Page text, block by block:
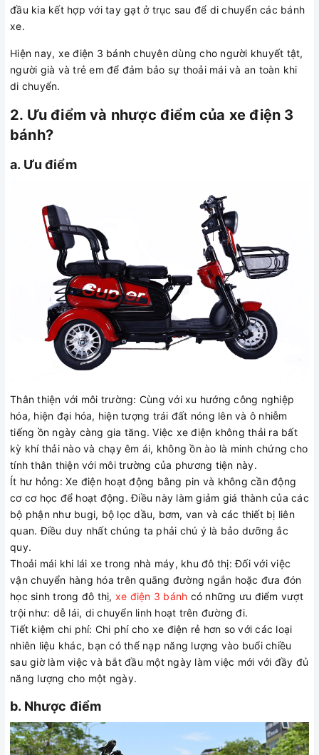
đầu kia kết hợp với tay gạt ở trục sau để di chuyển các bánh
xe.
Hiện nay, xe điện 3 bánh chuyên dùng cho người khuyết tật,
người già và trẻ em để đảm bảo sự thoải mái và an toàn khi
di chuyển.
2. Ưu điểm và nhược điểm của xe điện 3
bánh?
a. Ưu điểm
Thân thiện với môi trường: Cùng với xu hướng công nghiệp
hóa, hiện đại hóa, hiện tượng trái đất nóng lên và ô nhiễm
tiếng ồn ngày càng gia tăng. Việc xe điện không thải ra bất
kỳ khí thải nào và chạy êm ái, không ồn ào là minh chứng cho
tính thân thiện với môi trường của phương tiện này.
Ít hư hỏng: Xe điện hoạt động bằng pin và không cần động
cơ cơ học để hoạt động. Điều này làm giảm giá thành của các
bộ phận như bugi, bộ lọc dầu, bơm, van và các thiết bị liên
quan. Điều duy nhất chúng ta phải chú ý là bảo dưỡng ắc
quy.
Thoải mái khi lái xe trong nhà máy, khu đô thị: Đối với việc
vận chuyển hàng hóa trên quãng đường ngắn hoặc đưa đón
học sinh trong đô thị, xe điện 3 bánh có những ưu điểm vượt
trội như: dễ lái, di chuyển linh hoạt trên đường đi.
Tiết kiệm chi phí: Chi phí cho xe điện rẻ hơn so với các loại
nhiên liệu khác, bạn có thể nạp năng lượng vào buổi chiều
sau giờ làm việc và bắt đầu một ngày làm việc mới với đầy đủ
năng lượng cho một ngày.
b. Nhược điểm